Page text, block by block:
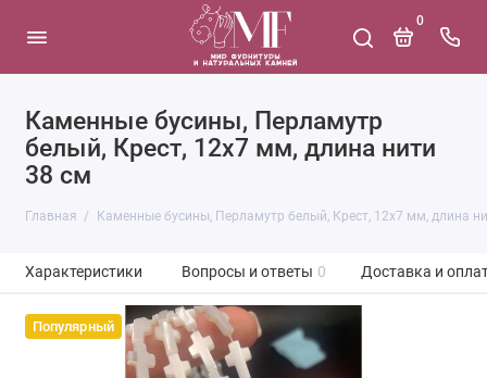
0
Каменные бусины, Перламутр
белый, Крест, 12х7 мм, длина нити
38 см
Главная Каменные бусины, Перламутр белый, Крест, 12х7 мм, длина
Характеристики Вопросы и ответы 0 Доставка и
Популярный